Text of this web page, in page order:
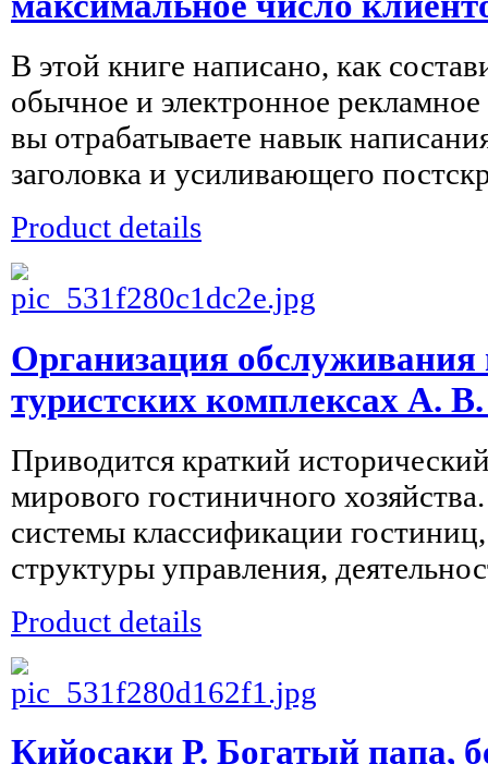
В этой книге написано, как
обычное и электронное
вы отрабатываете навык
заголовка и усиливающего
Product details
Организация обслуживания
туристских комплексах А.
Приводится краткий
мирового гостиничного
системы классификации
структуры управления,
Product details
Кийосаки Р. Богатый папа,